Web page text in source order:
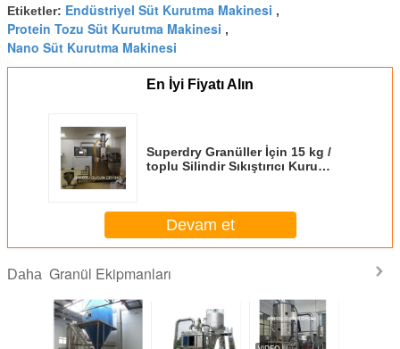
Etiketler: Endüstriyel Süt Kurutma Makinesi ,
Protein Tozu Süt Kurutma Makinesi ,
Nano Süt Kurutma Makinesi
En İyi Fiyatı Alın
Superdry Granüller İçin 15 kg /
toplu Silindir Sıkıştırıcı Kuru
Devam et
Daha Granül Ekipmanları